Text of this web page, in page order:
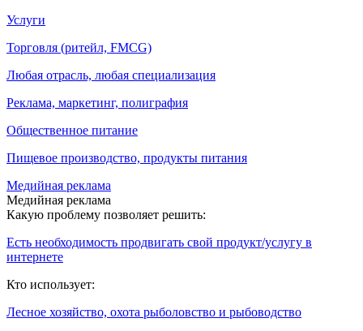
Услуги
Торговля (ритейл, FMCG)
Любая отрасль, любая специализация
Реклама, маркетинг, полиграфия
Общественное питание
Пищевое производство, продукты питания
Медийная реклама
Медийная реклама
Какую проблему позволяет решить:
Есть необходимость продвигать свой продукт/услугу в
интернете
Кто использует:
Лесное хозяйство, охота рыболовство и рыбоводство